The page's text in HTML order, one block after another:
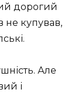
дорогий
не купував,
Але
і